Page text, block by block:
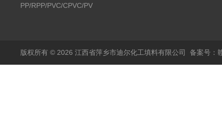
PP/RPP/PVC/CPVC/PVDF
版权所有 © 2026 江西省萍乡市迪尔化工填料有限公司 备案号：